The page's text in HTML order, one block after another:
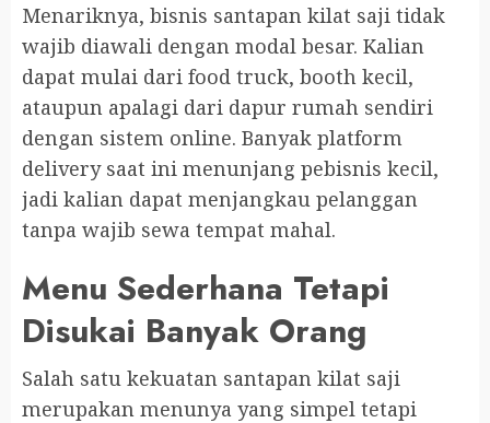
Menariknya, bisnis santapan kilat saji tidak
wajib diawali dengan modal besar. Kalian
dapat mulai dari food truck, booth kecil,
ataupun apalagi dari dapur rumah sendiri
dengan sistem online. Banyak platform
delivery saat ini menunjang pebisnis kecil,
jadi kalian dapat menjangkau pelanggan
tanpa wajib sewa tempat mahal.
Menu Sederhana Tetapi
Disukai Banyak Orang
Salah satu kekuatan santapan kilat saji
merupakan menunya yang simpel tetapi